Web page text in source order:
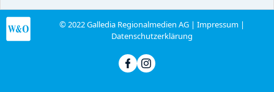
© 2022 Galledia Regionalmedien AG |Impressum |
Datenschutzerklärung